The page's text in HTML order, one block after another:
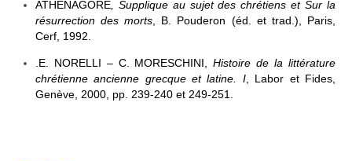
ATHENAGORE, Supplique au sujet des chrétiens et Sur la
résurrection des morts , B. Pouderon (éd. et trad.), Paris,
Cerf, 1992.
.E. NORELLI – C. MORESCHINI,Histoire de la littérature
chrétienne ancienne grecque et latine. I, Labor et Fides,
Genève, 2000, pp. 239-240 et 249-251.